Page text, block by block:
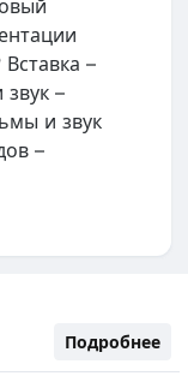
–
–
и звук
–
Подробнее